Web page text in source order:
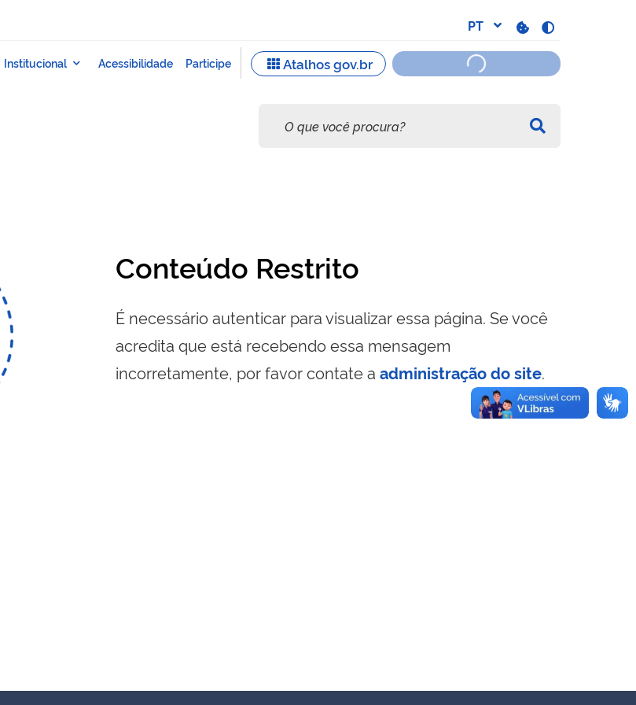
Conteúdo Restrito
É necessário autenticar para visualizar essa página. Se você
acredita que está recebendo essa mensagem
incorretamente, por favor contate a administração do site.